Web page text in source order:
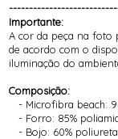
Importante:
A cor da peça na foto
de acordo com o
iluminação do
Composição:
- Microfibra beach:
- Forro: 85%
- Bojo: 60%